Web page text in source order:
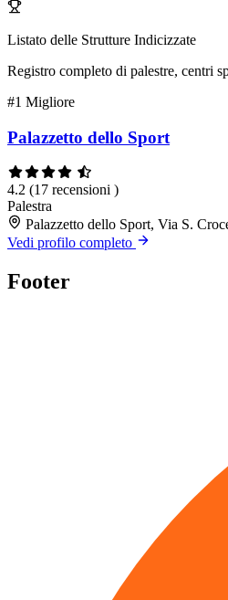
Listato delle Strutture Indicizzate
Registro completo di palestre, centri
#1 Migliore
Palazzetto dello Sport
4.2 (17 recensioni )
Palestra
Palazzetto dello Sport, Via S.
Vedi profilo completo
Footer